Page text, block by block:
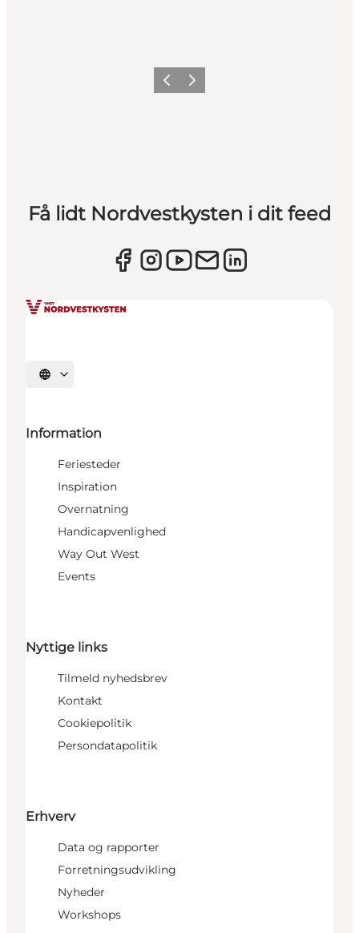
ForrigeNæste
Få lidt Nordvestkysten i dit feed
Vælg sprog
Information
Feriesteder
Inspiration
Overnatning
Handicapvenlighed
Way Out West
Events
Nyttige links
Tilmeld nyhedsbrev
Kontakt
Cookiepolitik
Persondatapolitik
Erhverv
Data og rapporter
Forretningsudvikling
Nyheder
Workshops